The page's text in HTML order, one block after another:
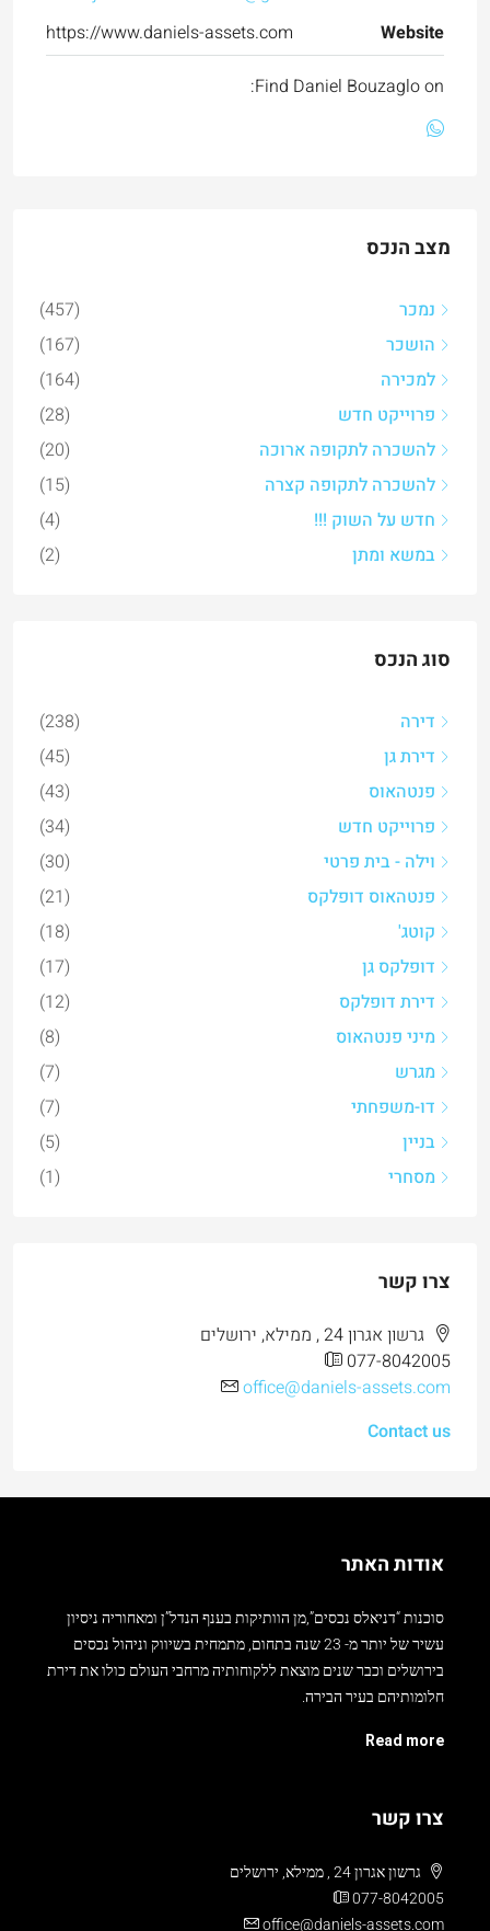
Website
https://www.daniels-assets.com
Find Daniel Bouzaglo on:
מצב הנכס
נמכר
(457)
הושכר
(167)
למכירה
(164)
פרוייקט חדש
(28)
להשכרה לתקופה ארוכה
(20)
להשכרה לתקופה קצרה
(15)
חדש על השוק !!!
(4)
במשא ומתן
(2)
סוג הנכס
דירה
(238)
דירת גן
(45)
פנטהאוס
(43)
פרוייקט חדש
(34)
וילה - בית פרטי
(30)
פנטהאוס דופלקס
(21)
קוטג'
(18)
דופלקס גן
(17)
דירת דופלקס
(12)
מיני פנטהאוס
(8)
מגרש
(7)
דו-משפחתי
(7)
בניין
(5)
מסחרי
(1)
צרו קשר
גרשון אגרון 24 , ממילא, ירושלים
077-8042005
office@daniels-assets.com
Contact us
אודות האתר
סוכנות “דניאלס נכסים”,מן הוותיקות בענף הנדל”ן ומאחוריה ניסיון
עשיר של יותר מ- 23 שנה בתחום, מתמחית בשיווק וניהול נכסים
בירושלים וכבר שנים מוצאת ללקוחותיה מרחבי העולם כולו את דירת
חלומותיהם בעיר הבירה.
Read more
צרו קשר
גרשון אגרון 24 , ממילא, ירושלים
077-8042005
office@daniels-assets.com